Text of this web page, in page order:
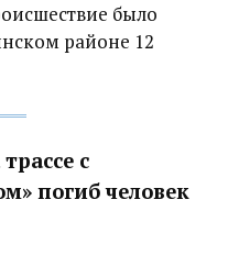
было
районе 12
с
погиб человек